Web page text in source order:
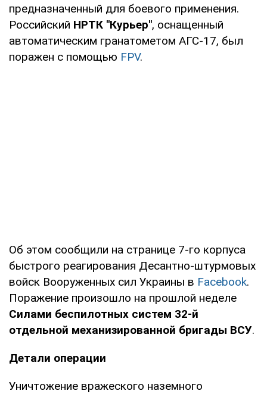
предназначенный для боевого применения.
Российский НРТК "Курьер", оснащенный
автоматическим гранатометом АГС-17, был
поражен с помощью FPV.
Об этом сообщили на странице 7-го корпуса
быстрого реагирования Десантно-штурмовых
войск Вооруженных сил Украины в Facebook.
Поражение произошло на прошлой неделе
Силами беспилотных систем 32-й
отдельной механизированной бригады ВСУ.
Детали операции
Уничтожение вражеского наземного